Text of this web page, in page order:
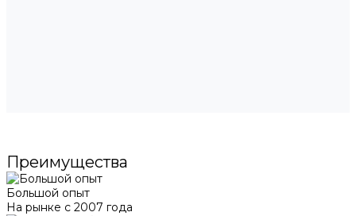
Преимущества
Большой опыт
На рынке с 2007 года